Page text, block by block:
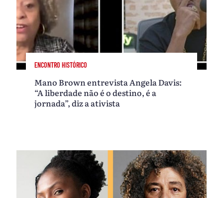
ENCONTRO HISTÓRICO
Mano Brown entrevista Angela Davis:
“A liberdade não é o destino, é a
jornada”, diz a ativista